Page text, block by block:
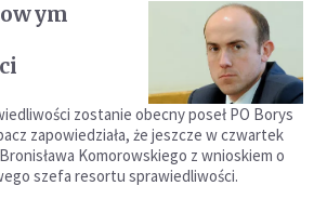
zostanie obecny poseł PO Borys
zapowiedziała, że jeszcze w czwartek
Komorowskiego z wnioskiem o
szefa resortu sprawiedliwości.